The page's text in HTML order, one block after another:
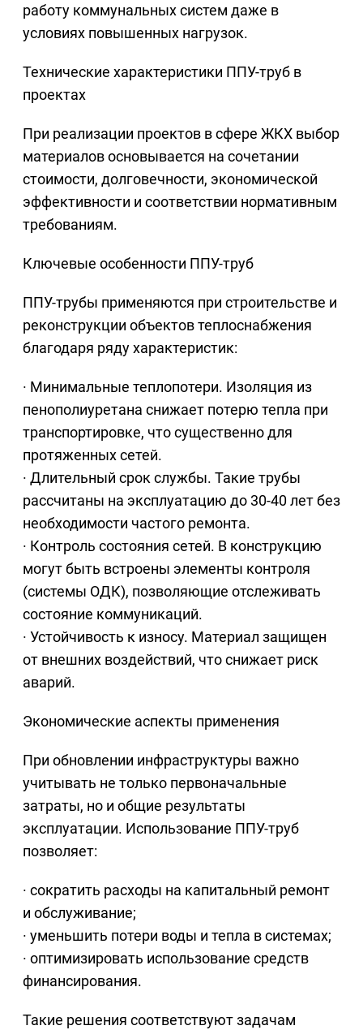
работу коммунальных систем даже в
условиях повышенных нагрузок.
Технические характеристики ППУ-труб в
проектах
При реализации проектов в сфере ЖКХ выбор
материалов основывается на сочетании
стоимости, долговечности, экономической
эффективности и соответствии нормативным
требованиям.
Ключевые особенности ППУ-труб
ППУ-трубы применяются при строительстве и
реконструкции объектов теплоснабжения
благодаря ряду характеристик:
· Минимальные теплопотери. Изоляция из
пенополиуретана снижает потерю тепла при
транспортировке, что существенно для
протяженных сетей.
· Длительный срок службы. Такие трубы
рассчитаны на эксплуатацию до 30-40 лет без
необходимости частого ремонта.
· Контроль состояния сетей. В конструкцию
могут быть встроены элементы контроля
(системы ОДК), позволяющие отслеживать
состояние коммуникаций.
· Устойчивость к износу. Материал защищен
от внешних воздействий, что снижает риск
аварий.
Экономические аспекты применения
При обновлении инфраструктуры важно
учитывать не только первоначальные
затраты, но и общие результаты
эксплуатации. Использование ППУ-труб
позволяет:
· сократить расходы на капитальный ремонт
и обслуживание;
· уменьшить потери воды и тепла в системах;
· оптимизировать использование средств
финансирования.
Такие решения соответствуют задачам